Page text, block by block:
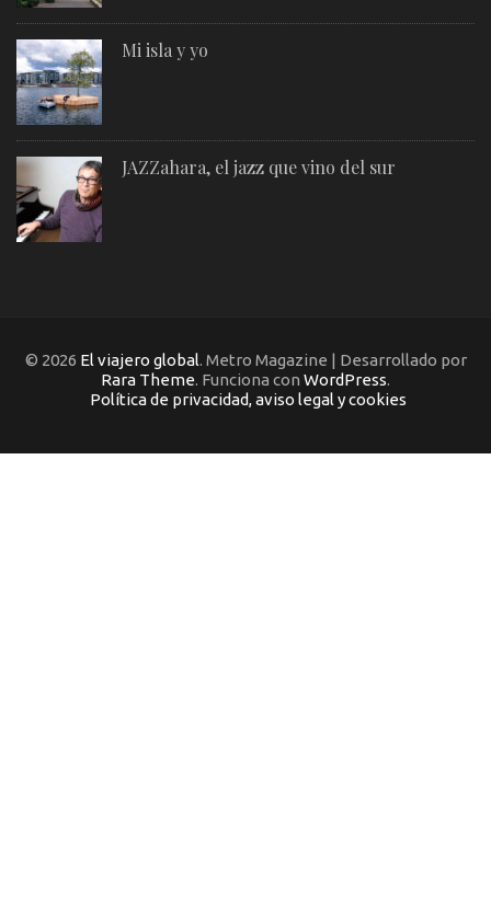
Mi isla y yo
JAZZahara, el jazz que vino del sur
© 2026 El viajero global. Metro Magazine | Desarrollado por
Rara Theme. Funciona con WordPress.
Política de privacidad, aviso legal y cookies